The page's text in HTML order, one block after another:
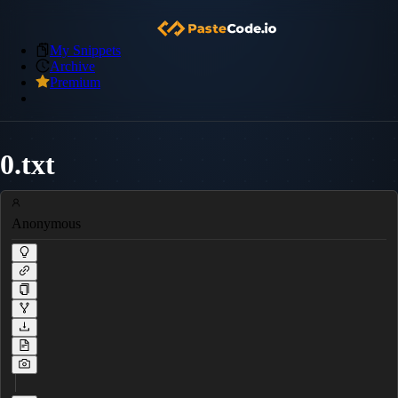
My Snippets
Archive
Premium
0.txt
Anonymous